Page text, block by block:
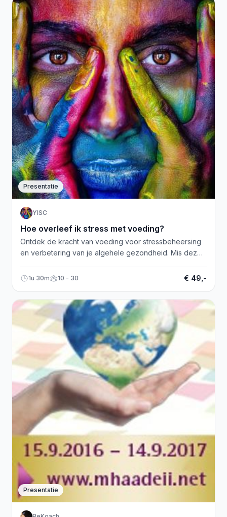
Presentatie
YISC
Hoe overleef ik stress met voeding?
Ontdek de kracht van voeding voor stressbeheersing
en verbetering van je algehele gezondheid. Mis deze
1u 30m 10 - 30 € 49,-
Presentatie